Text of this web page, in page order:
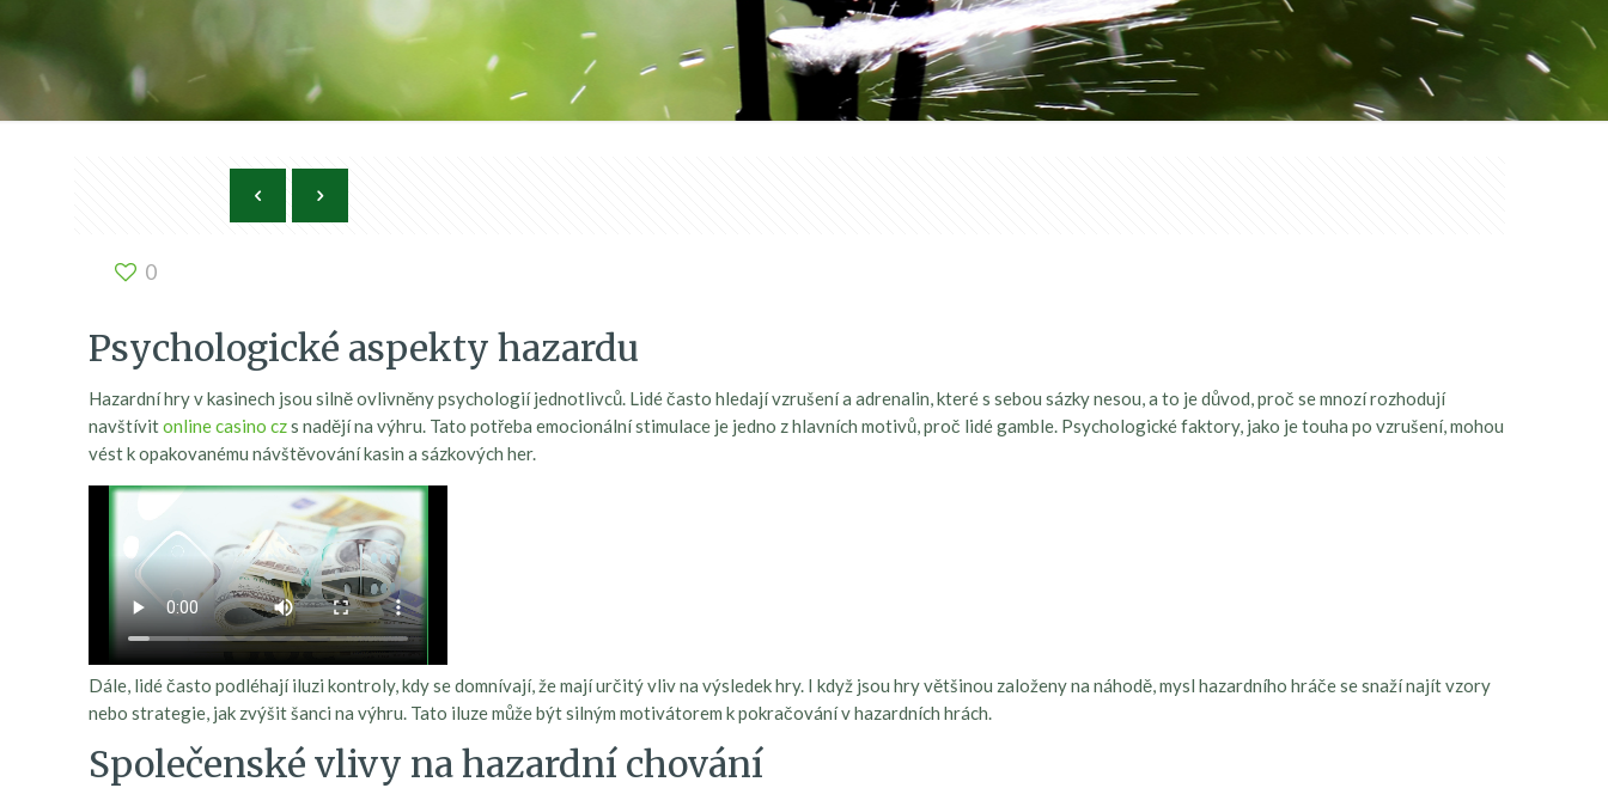
0
Psychologické aspekty hazardu
Hazardní hry v kasinech jsou silně ovlivněny psychologií jednotlivců. Lidé často hledají vzrušení a adrenalin, které s sebou sázky nesou, a to je důvod, proč se mnozí rozhodují
navštívitonline casino czs nadějí na výhru. Tato potřeba emocionální stimulace je jedno z hlavních motivů, proč lidé gamble. Psychologické faktory, jako je touha po vzrušení, mohou
vést k opakovanému návštěvování kasin a sázkových her.
Dále, lidé často podléhají iluzi kontroly, kdy se domnívají, že mají určitý vliv na výsledek hry. I když jsou hry většinou založeny na náhodě, mysl hazardního hráče se snaží najít vzory
nebo strategie, jak zvýšit šanci na výhru. Tato iluze může být silným motivátorem k pokračování v hazardních hrách.
Společenské vlivy na hazardní chování